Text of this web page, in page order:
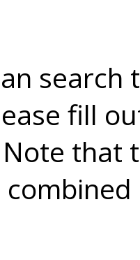
search
fill
that
combined